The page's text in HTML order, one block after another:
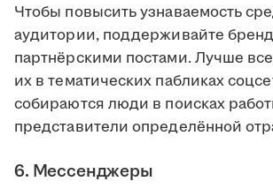
Чтобы повысить узнаваемость
аудитории, поддерживайте
партнёрскими постами. Лучше
их в тематических пабликах
собираются люди в поисках
представители определённой
6. Мессенджеры